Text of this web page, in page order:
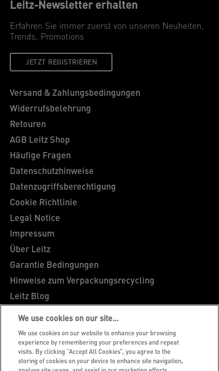
Leitz-Newsletter erhalten
Erfahren Sie immer zuerst von unseren Neuheiten,
Trends, Promotions
JETZT REGISTRIEREN
Versand & Zahlungsbedingungen
Widerrufsbelehrung
Retouren
AGB Leitz Shop
Häufige Fragen
Datenschutzhinweise
Datenzugriffsberechtigung
Cookie Richtlinie
Legal Notice
Impressum
Über Leitz
Garantie Bedingungen
Hinweise zum Verpackungsrecycling
Leitz Blog
Karriere
Leitz EasyPrint
Leitz Sonderanfertigungen
Leitz Individual Freeline
We use cookies on our site…
We use cookies on our website to enhance your browsing
experience by remembering your preferences and repeat
visits. By clicking “Accept All Cookies”, you agree to the
storing of cookies on your device to enhance site navigation,